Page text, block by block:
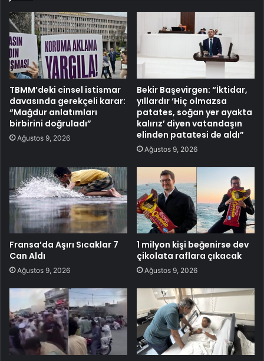
TBMM’deki cinsel istismar
davasında gerekçeli karar:
“Mağdur anlatımları
birbirini doğruladı”
Ağustos 9, 2026
Bekir Başevirgen: “İktidar,
yıllardır ‘Hiç olmazsa
patates, soğan yer ayakta
kalırız’ diyen vatandaşın
elinden patatesi de aldı”
Ağustos 9, 2026
Fransa’da Aşırı Sıcaklar 7
Can Aldı
Ağustos 9, 2026
1 milyon kişi beğenirse dev
çikolata raflara çıkacak
Ağustos 9, 2026